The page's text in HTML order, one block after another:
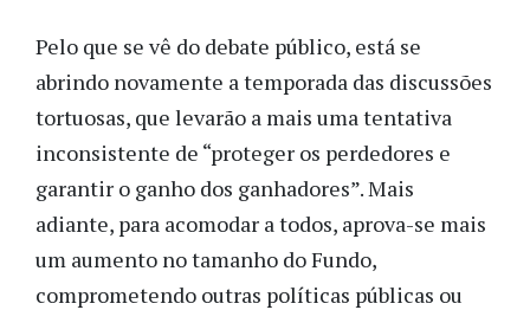
Pelo que se vê do debate público, está se
abrindo novamente a temporada das discussões
tortuosas, que levarão a mais uma tentativa
inconsistente de “proteger os perdedores e
garantir o ganho dos ganhadores”. Mais
adiante, para acomodar a todos, aprova-se mais
um aumento no tamanho do Fundo,
comprometendo outras políticas públicas ou